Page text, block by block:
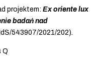
projektem: Ex oriente lux
badań nad
543907/2021/202).
Q